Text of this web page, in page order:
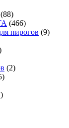
(88)
(466)
пирогов (9)
(2)